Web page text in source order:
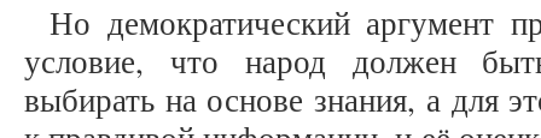
Но демократический аргумент
условие, что народ должен
выбирать на основе знания, а для